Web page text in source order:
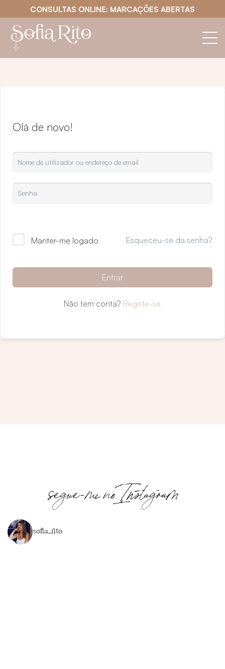
CONSULTAS ONLINE: MARCAÇÕES ABERTAS
Olá de novo!
Manter-me logado Esqueceu-se da senha?
Entrar
Não tem conta? Registe-se
segue-me no Instagram
sofia_rito